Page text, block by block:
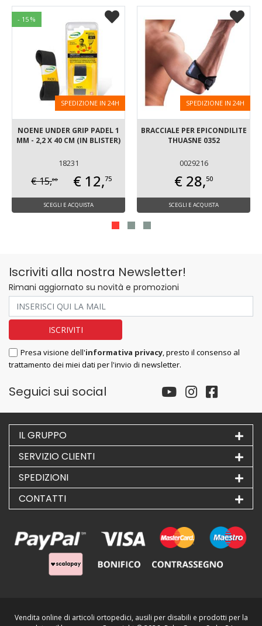
- 15 %
SPEDIZIONE IN 24H
NOENE UNDER GRIP PADEL 1
MM - 2,2 X 40 CM (IN BLISTER)
18231
€ 15,00 € 12,75
SCEGLI E ACQUISTA
SPEDIZIONE IN 24H
BRACCIALE PER EPICONDILITE
THUASNE 0352
0029216
€ 28,50
SCEGLI E ACQUISTA
Iscriviti alla nostra Newsletter!
Rimani aggiornato su novità e promozioni
Presa visione dell'informativa privacy , presto il consenso al
trattamento dei miei dati per l'invio di newsletter.
Seguici sui social
IL GRUPPO
SERVIZIO CLIENTI
SPEDIZIONI
CONTATTI
Vendita online di articoli ortopedici, ausili per disabili e prodotti per la